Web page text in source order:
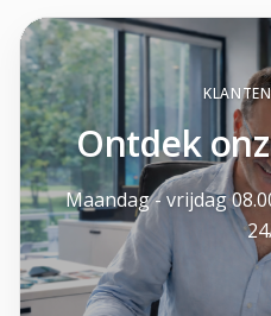
Ontdek
Maandag - vrijdag